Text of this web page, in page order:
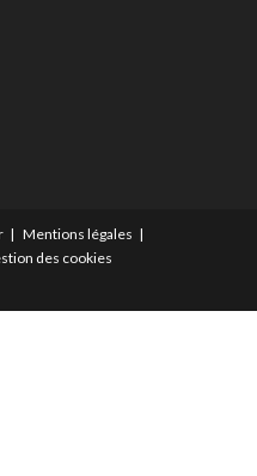
Mentions légales
des cookies